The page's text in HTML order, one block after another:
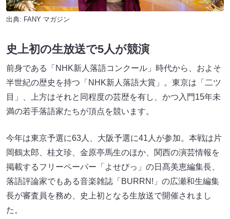
出典: FANY マガジン
史上初の生放送で5人が競演
前身である「NHK新人落語コンクール」時代から、およそ
半世紀の歴史を持つ「NHK新人落語大賞」。東京は「二ツ
目」、上方はそれと同程度の芸歴を有し、かつ入門15年未
満の若手落語家たちが頂点を競います。
今年は東京予選に63人、大阪予選に41人が参加。本戦は片
岡鶴太郎、桂文珍、金原亭馬生のほか、関西の演芸情報を
掲載するフリーペーパー「よせぴっ」の日髙美恵編集長、
落語評論家でもある音楽雑誌「BURRN!」の広瀬和生編集
長が審査員を務め、史上初となる生放送で開催されまし
た。